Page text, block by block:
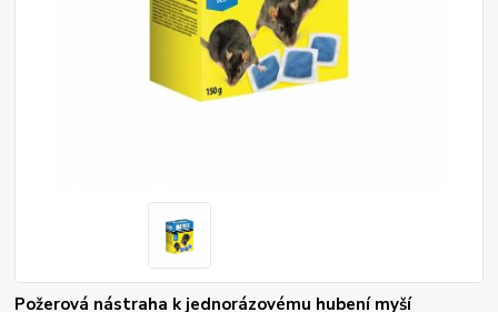
Požerová nástraha k jednorázovému hubení myší